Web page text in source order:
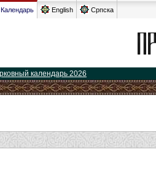
English Српска
календарь 2026